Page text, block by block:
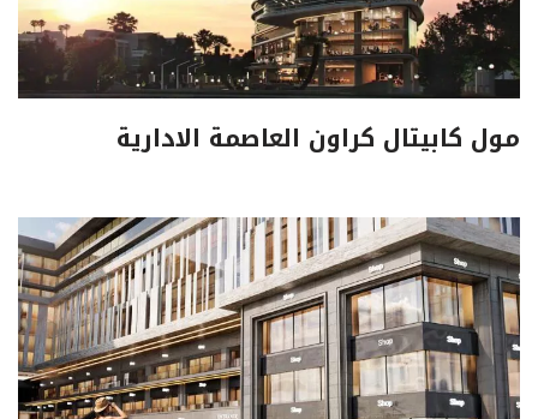
مول كابيتال كراون العاصمة الادارية